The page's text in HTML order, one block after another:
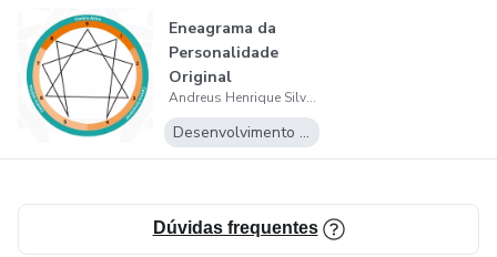
Eneagrama da
Personalidade
Original
Andreus Henrique Silva Toledo
Desenvolvimento Pessoal
Dúvidas frequentes